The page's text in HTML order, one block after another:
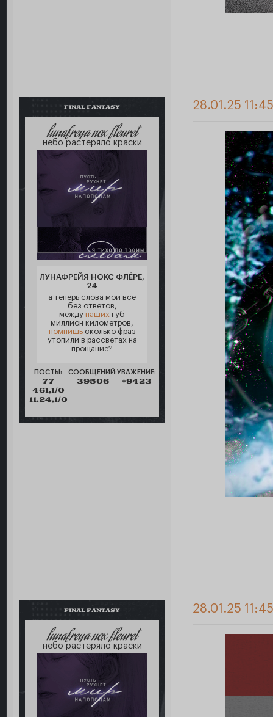
FINAL FANTASY
lunafreya nox fleuret
небо растеряло краски
ЛУНАФРЕЙЯ НОКС ФЛЁРЕ,
24
а теперь слова мои все
без ответов,
между наших губ
миллион километров,
помнишьсколько фраз
утопили в рассветах на
прощание?
ПОСТЫ:
77
461,1/0
11.24,1/0
СООБЩЕНИЙ:
39506
УВАЖЕНИЕ:
+9423
28.01.25
FINAL FANTASY
lunafreya nox fleuret
небо растеряло краски
28.01.25